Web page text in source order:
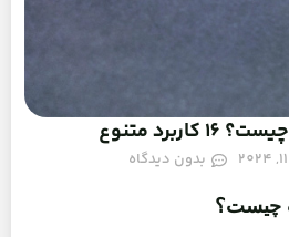
بدون دیدگاه
چیست؟